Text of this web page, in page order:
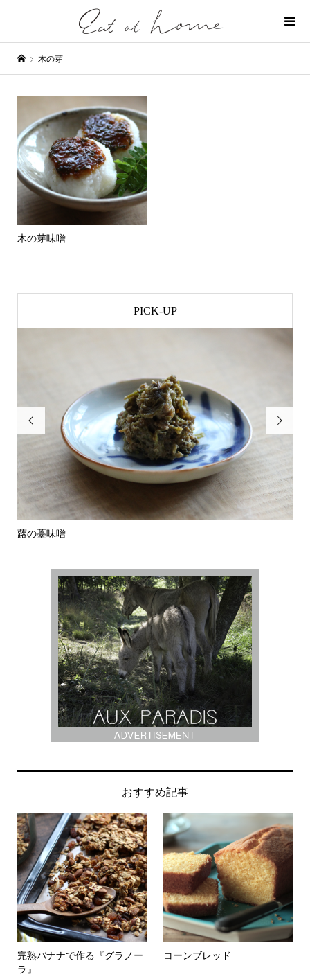
木の芽
木の芽味噌
PICK-UP

蕗の薹味噌

おすすめ記事
完熟バナナで作る『グラノー
ラ』
コーンブレッド